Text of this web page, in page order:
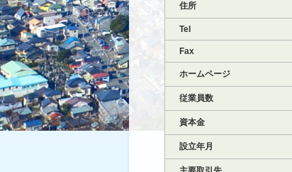
住所
Tel
Fax
ホームページ
従業員数
資本金
設立年月